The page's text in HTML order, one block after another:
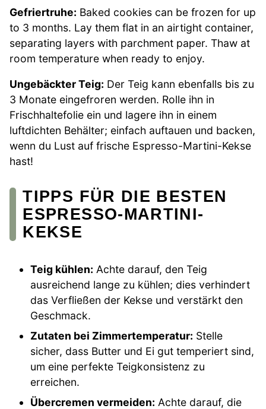
Gefriertruhe: Baked cookies can be frozen for up
to 3 months. Lay them flat in an airtight container,
separating layers with parchment paper. Thaw at
room temperature when ready to enjoy.
Ungebäckter Teig: Der Teig kann ebenfalls bis zu
3 Monate eingefroren werden. Rolle ihn in
Frischhaltefolie ein und lagere ihn in einem
luftdichten Behälter; einfach auftauen und backen,
wenn du Lust auf frische Espresso-Martini-Kekse
hast!
TIPPS FÜR DIE BESTEN
ESPRESSO-MARTINI-
KEKSE
Teig kühlen: Achte darauf, den Teig
ausreichend lange zu kühlen; dies verhindert
das Verfließen der Kekse und verstärkt den
Geschmack.
Zutaten bei Zimmertemperatur: Stelle
sicher, dass Butter und Ei gut temperiert sind,
um eine perfekte Teigkonsistenz zu
erreichen.
Übercremen vermeiden: Achte darauf, die